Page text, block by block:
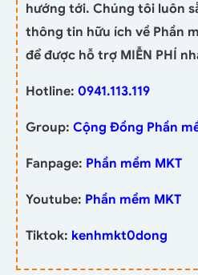
hướng tới. Chúng tôi luôn
thông tin hữu ích về Phần
để được hỗ trợ MIỄN PHÍ
Hotline: 0941.113.119
Group: Cộng Đồng Phần
Fanpage: Phần mềm MKT
Youtube: Phần mềm MKT
Tiktok: kenhmkt0dong